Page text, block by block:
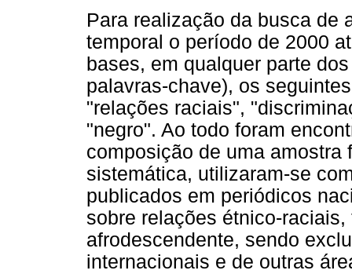
Para realização da busca de
temporal o período de 2000
bases, em qualquer parte
palavras-chave), os
"relações raciais",
"negro". Ao todo foram
composição de uma
sistemática, utilizaram-se
publicados em periódicos
sobre relações étnico-
afrodescendente, sendo
internacionais e de outras